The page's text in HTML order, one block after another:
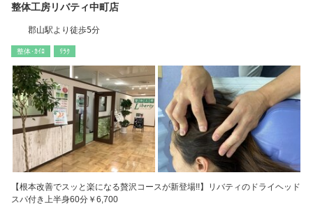
整体工房リバティ中町店
郡山駅より徒歩5分
整体･ｶｲﾛ ﾘﾗｸ
【根本改善でスッと楽になる贅沢コースが新登場!!】リバティのドライヘッド
スパ付き上半身60分￥6,700